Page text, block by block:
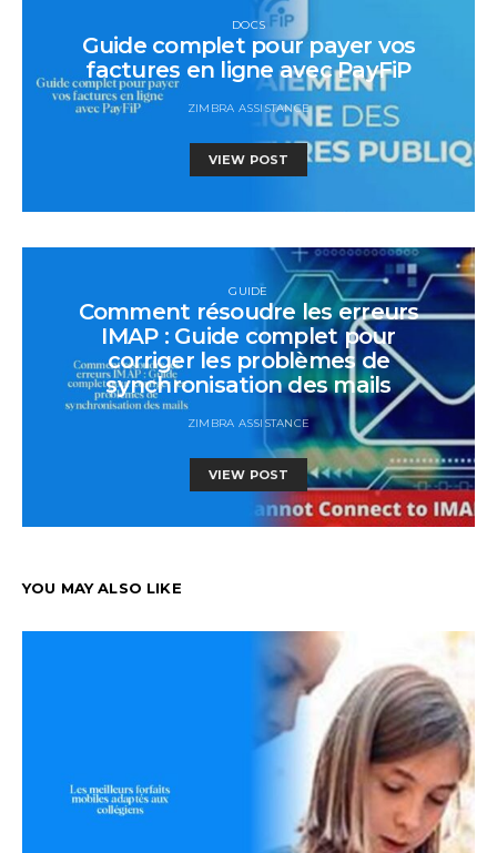
DOCS
Guide complet pour payer vos
factures en ligne avec PayFiP
ZIMBRA ASSISTANCE
VIEW POST
GUIDE
Comment résoudre les erreurs
IMAP : Guide complet pour
corriger les problèmes de
synchronisation des mails
ZIMBRA ASSISTANCE
VIEW POST
YOU MAY ALSO LIKE